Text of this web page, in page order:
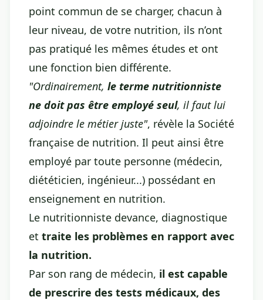
point commun de se charger, chacun à
leur niveau, de votre nutrition, ils n’ont
pas pratiqué les mêmes études et ont
une fonction bien différente.
"Ordinairement, le terme nutritionniste
ne doit pas être employé seul, il faut lui
adjoindre le métier juste", révèle la Société
française de nutrition. Il peut ainsi être
employé par toute personne (médecin,
diététicien, ingénieur...) possédant en
enseignement en nutrition.
Le nutritionniste devance, diagnostique
et traite les problèmes en rapport avec
la nutrition.
Par son rang de médecin, il est capable
de prescrire des tests médicaux, des